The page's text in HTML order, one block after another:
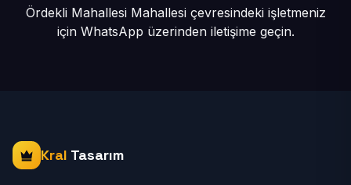
Ördekli Mahallesi Mahallesi çevresindeki işletmeniz
için WhatsApp üzerinden iletişime geçin.
Kral Tasarım